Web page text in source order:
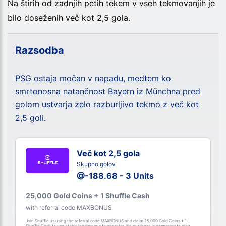
Na štirih od zadnjih petih tekem v vseh tekmovanjih je
bilo doseženih več kot 2,5 gola.
Razsodba
PSG ostaja močan v napadu, medtem ko
smrtonosna natančnost Bayern iz Münchna pred
golom ustvarja zelo razburljivo tekmo z več kot
2,5 goli.
Več kot 2,5 gola
Skupno golov
@-188.68 - 3 Units
25,000 Gold Coins + 1 Shuffle Cash
with referral code MAXBONUS
Join Shuffle.us using the referral code MAXBONUS and claim 25,000 Gold Coins + 1